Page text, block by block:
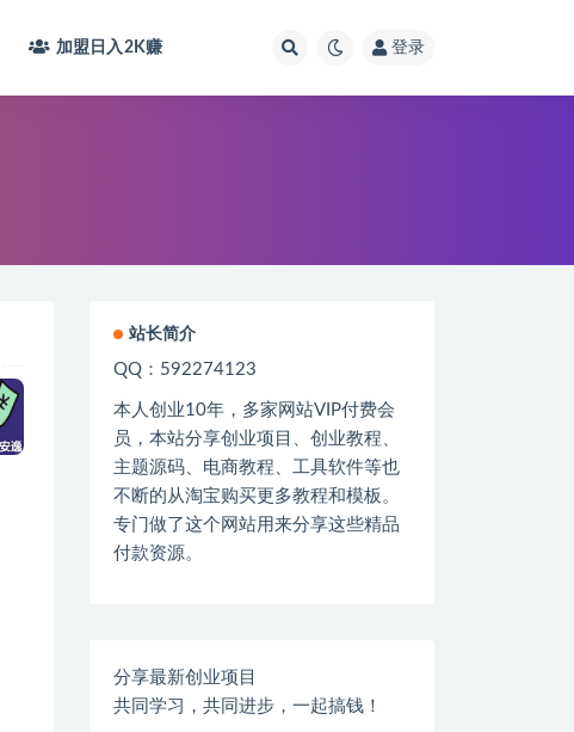
加盟日入2K赚 登录
站长简介
QQ：592274123
本人创业10年，多家网站VIP付费会
员，本站分享创业项目、创业教程、
主题源码、电商教程、工具软件等也
不断的从淘宝购买更多教程和模板。
专门做了这个网站用来分享这些精品
付款资源。
分享最新创业项目
共同学习，共同进步，一起搞钱！